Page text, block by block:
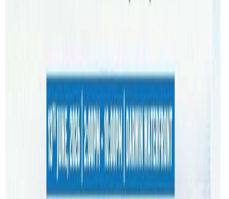
होली संस्कृति अनुसार पुवा,दईवडा खान र रंगसँगै सांगीतिक माहोलमा
चर्चित नेपाली गायक दिपक लिम्बू,चर्चित भोजपुरी गायक रितेश पाण्डे,
मैथिली गायक जागेश ठाकुर, चर्चित गायिका अनु चौधरीसँगसँगै
स्थानीय कलाकारले बेजोड प्रस्तुति दिनेगरि“होली हंगामा”को भब्य
तयारी भैरहेको छ । होली उत्सवमा स्थानीय कलाकार जेनिशा
गौतमको पनि प्रस्तुती रहनेछ । नेपालबाट आउनुपर्ने अधिकांश
कलाकारको भिसा लागिसक्दा केहीको मात्रै प्रकृयामा रहेको आयोजक
एन्टाले जानकारी दिएको छ ।